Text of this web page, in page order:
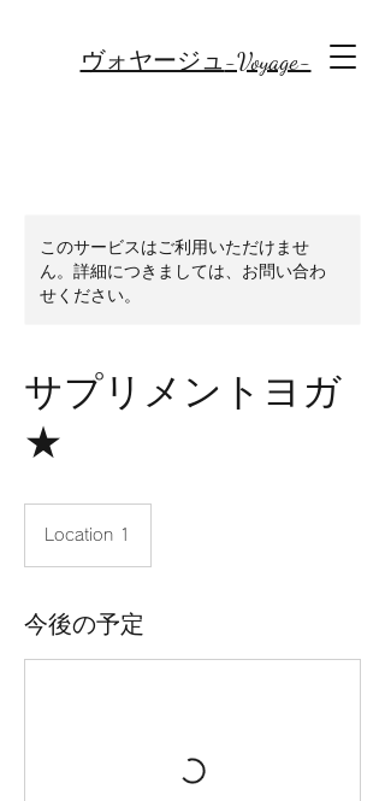
ヴォヤージュ -Voyage-
このサービスはご利用いただけませ
ん。詳細につきましては、お問い合わ
せください。
サプリメントヨガ
★
Location 1
今後の予定